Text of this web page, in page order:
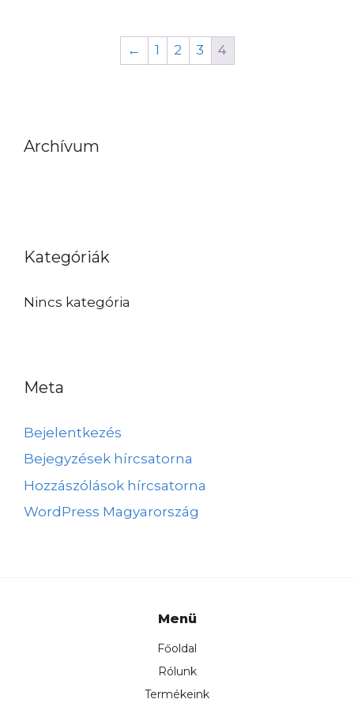
← 1 2 3 4
Archívum
Kategóriák
Nincs kategória
Meta
Bejelentkezés
Bejegyzések hírcsatorna
Hozzászólások hírcsatorna
WordPress Magyarország
Menü
Főoldal
Rólunk
Termékeink